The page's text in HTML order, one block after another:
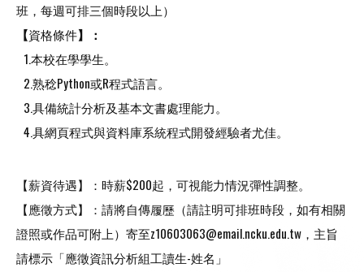
班，每週可排三個時段以上）
【資格條件】：
1.本校在學學生。
2.熟稔Python或R程式語言。
3.具備統計分析及基本文書處理能力。
4.具網頁程式與資料庫系統程式開發經驗者尤佳。
【薪資待遇】：時薪$200起，可視能力情況彈性調整。
【應徵方式】：請將自傳履歷（請註明可排班時段，如有相關
證照或作品可附上）寄至z10603063@email.ncku.edu.tw，主旨
請標示「應徵資訊分析組工讀生­­-姓名」